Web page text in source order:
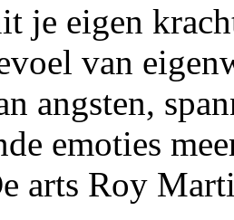
je eigen
van
angsten,
emoties
arts Roy